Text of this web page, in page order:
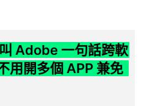
Adobe 一句話跨軟
用開多個 APP 兼免